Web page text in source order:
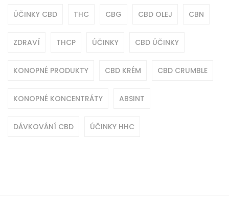
ÚČINKY CBD THC CBG CBD OLEJ CBN
ZDRAVÍ THCP ÚČINKY CBD ÚČINKY
KONOPNÉ PRODUKTY CBD KRÉM CBD CRUMBLE
KONOPNÉ KONCENTRÁTY ABSINT
DÁVKOVÁNÍ CBD ÚČINKY HHC